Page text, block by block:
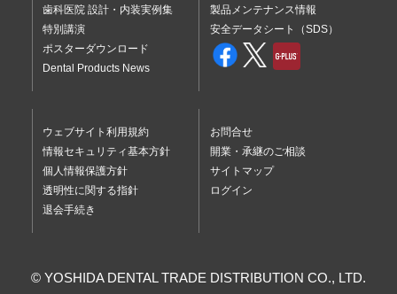
歯科医院 設計・内装実例集
特別講演
ポスターダウンロード
Dental Products News
製品メンテナンス情報
安全データシート（SDS）
ウェブサイト利用規約
情報セキュリティ基本方針
個人情報保護方針
透明性に関する指針
退会手続き
お問合せ
開業・承継のご相談
サイトマップ
ログイン
© YOSHIDA DENTAL TRADE DISTRIBUTION CO., LTD.